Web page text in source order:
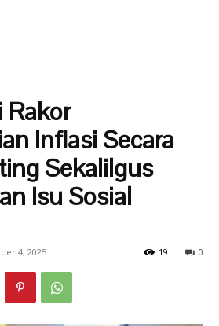
Rakor
Inflasi Secara
Sekalilgus
Isu Sosial
4, 2025 0
19